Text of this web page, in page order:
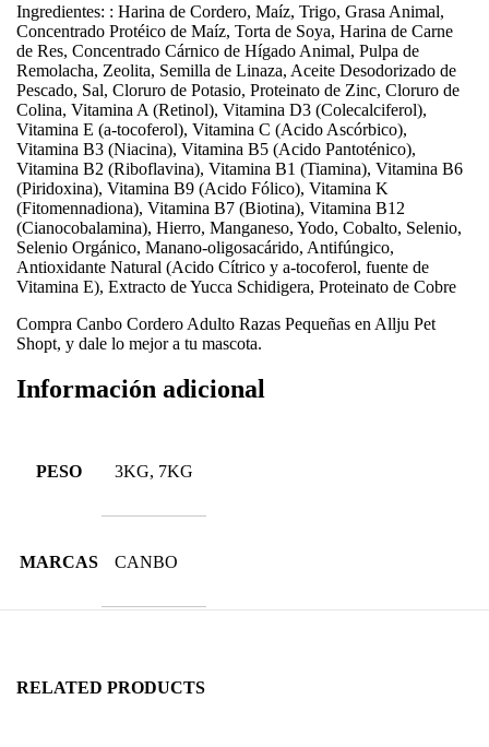
Ingredientes: : Harina de Cordero, Maíz, Trigo, Grasa Animal,
Concentrado Protéico de Maíz, Torta de Soya, Harina de Carne
de Res, Concentrado Cárnico de Hígado Animal, Pulpa de
Remolacha, Zeolita, Semilla de Linaza, Aceite Desodorizado de
Pescado, Sal, Cloruro de Potasio, Proteinato de Zinc, Cloruro de
Colina, Vitamina A (Retinol), Vitamina D3 (Colecalciferol),
Vitamina E (a-tocoferol), Vitamina C (Acido Ascórbico),
Vitamina B3 (Niacina), Vitamina B5 (Acido Pantoténico),
Vitamina B2 (Riboflavina), Vitamina B1 (Tiamina), Vitamina B6
(Piridoxina), Vitamina B9 (Acido Fólico), Vitamina K
(Fitomennadiona), Vitamina B7 (Biotina), Vitamina B12
(Cianocobalamina), Hierro, Manganeso, Yodo, Cobalto, Selenio,
Selenio Orgánico, Manano-oligosacárido, Antifúngico,
Antioxidante Natural (Acido Cítrico y a-tocoferol, fuente de
Vitamina E), Extracto de Yucca Schidigera, Proteinato de Cobre
Compra Canbo Cordero Adulto Razas Pequeñas en Allju Pet
Shopt, y dale lo mejor a tu mascota.
Información adicional
PESO 3KG, 7KG
MARCAS CANBO
RELATED PRODUCTS